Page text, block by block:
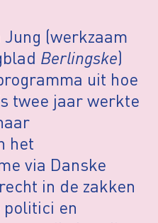
(werkzaam
Berlingske)
uit hoe
twee jaar werkte
het
via Danske
in de zakken
en